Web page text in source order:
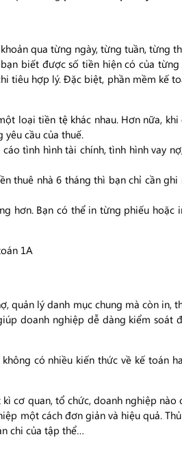
qua từng ngày, từng tuần, từng
biết được số tiền hiện có của
tiêu hợp lý. Đặc biệt, phần mềm kế
loại tiền tệ khác nhau. Hơn nữa,
cầu của thuế.
tình hình tài chính, tình hình vay
thuê nhà 6 tháng thì bạn chỉ cần ghi
hơn. Bạn có thể in từng phiếu hoặc
quản lý danh mục chung mà còn in,
doanh nghiệp dễ dàng kiểm soát
có nhiều kiến thức về kế toán
cơ quan, tổ chức, doanh nghiệp
một cách đơn giản và hiệu quả.
chi của tập thể…